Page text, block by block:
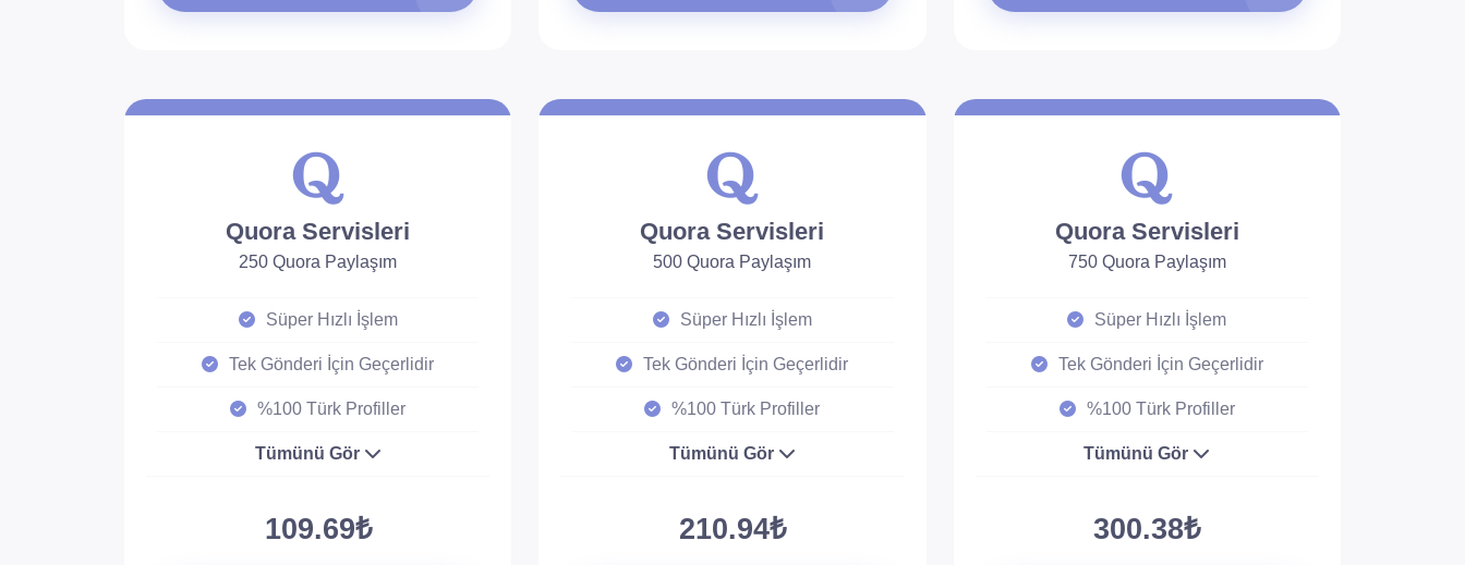
Quora Servisleri
250 Quora Paylaşım
Süper Hızlı İşlem
Tek Gönderi İçin Geçerlidir
%100 Türk Profiller
Tümünü Gör
109.69₺
Quora Servisleri
500 Quora Paylaşım
Süper Hızlı İşlem
Tek Gönderi İçin Geçerlidir
%100 Türk Profiller
Tümünü Gör
210.94₺
Quora Servisleri
750 Quora Paylaşım
Süper Hızlı İşlem
Tek Gönderi İçin Geçerlidir
%100 Türk Profiller
Tümünü Gör
300.38₺